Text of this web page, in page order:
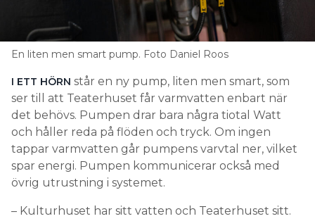
En liten men smart pump. Foto Daniel Roos
I ETT HÖRN står en ny pump, liten men smart, som
ser till att Teaterhuset får varmvatten enbart när
det behövs. Pumpen drar bara några tiotal Watt
och håller reda på flöden och tryck. Om ingen
tappar varmvatten går pumpens varvtal ner, vilket
spar energi. Pumpen kommunicerar också med
övrig utrustning i systemet.
– Kulturhuset har sitt vatten och Teaterhuset sitt.